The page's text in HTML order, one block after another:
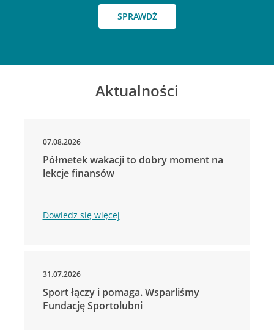
SPRAWDŹ
Aktualności
07.08.2026
Półmetek wakacji to dobry moment na
lekcje finansów
Dowiedz się więcej
31.07.2026
Sport łączy i pomaga. Wsparliśmy
Fundację Sportolubni